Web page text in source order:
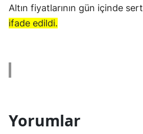
Altın fiyatlarının gün içinde sert
ifade edildi.
Yorumlar